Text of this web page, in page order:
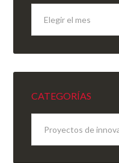
sitio
CATEGORÍAS